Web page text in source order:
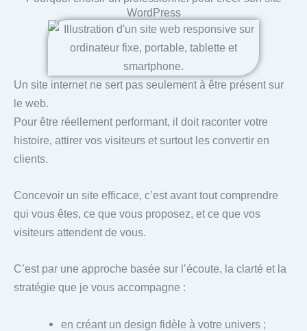
WordPress
Un site internet ne sert pas seulement à être présent sur
le web.
Pour être réellement performant, il doit raconter votre
histoire, attirer vos visiteurs et surtout les convertir en
clients.
Concevoir un site efficace, c’est avant tout comprendre
qui vous êtes, ce que vous proposez, et ce que vos
visiteurs attendent de vous.
C’est par une approche basée sur l’écoute, la clarté et la
stratégie que je vous accompagne :
en créant un design fidèle à votre univers ;